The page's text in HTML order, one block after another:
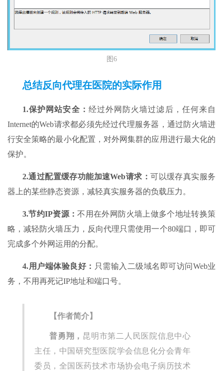
图6
总结反向代理在医院的实际作用
1.保护网站安全： 经过外网防火墙过滤后，任何来自
Internet的Web请求都必须先经过代理服务器，通过防火墙进
行安全策略的最小化配置，对外网集群的应用进行最大化的
保护。
2.通过配置缓存功能加速Web请求：可以缓存真实服务
器上的某些静态资源，减轻真实服务器的负载压力。
3.节约IP资源：不用在外网防火墙上做多个地址转换策
略，减轻防火墙压力，反向代理只需使用一个80端口，即可
完成多个外网运用的分配。
4.用户端体验良好： 只需输入二级域名即可访问Web业
务，不用再死记IP地址和端口号。
【作者简介】
普勇翔， 昆明市第二人民医院信息中心
主任，中国研究型医院学会信息化分会青年
委员，全国医药技术市场协会电子病历技术